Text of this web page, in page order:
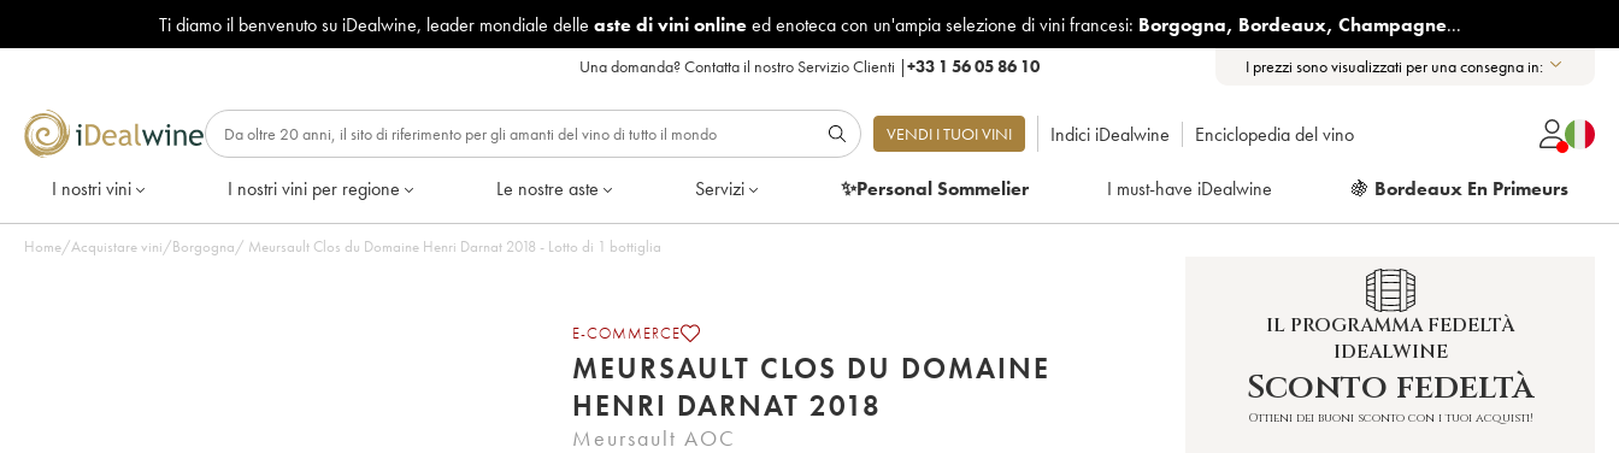
Ti diamo il benvenuto su iDealwine, leader mondiale delle aste di vini onlineed enoteca con un'ampia selezione di vini francesi: Borgogna, Bordeaux, Champagne...
Una domanda?Contatta il nostro Servizio Clienti |+33 1 56 05 86 10 I prezzi sono visualizzati per una consegna in:
VENDI I TUOI VINI Indici iDealwine Enciclopedia del vino
I nostri vini I nostri vini per regione Le nostre aste Servizi ✨Personal Sommelier I must-have iDealwine 🍇 Bordeaux En Primeurs
Home/Acquistare vini/Borgogna/ Meursault Clos du Domaine Henri Darnat 2018 - Lotto di 1 bottiglia
E-COMMERCE
MEURSAULT CLOS DU DOMAINE
HENRI DARNAT 2018
Meursault AOC
IL PROGRAMMA FEDELTÀ
IDEALWINE
Sconto fedeltà
Ottieni dei buoni sconto con i tuoi acquisti!